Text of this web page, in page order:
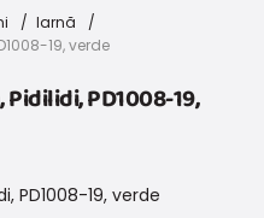
Iarnă
19, verde
PD1008-19,
PD1008-19, verde